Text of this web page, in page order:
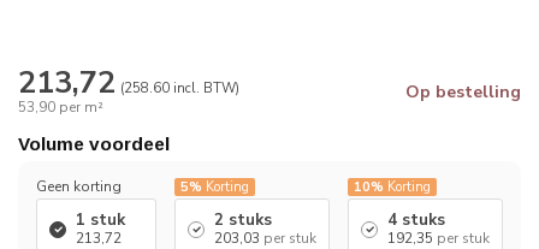
213,72 (258.60 incl. BTW)
53,90 per m²
Op bestelling
Volume voordeel
Geen korting
1 stuk
213,72
5% Korting
2 stuks
203,03 per stuk
10% Korting
4 stuks
192,35 per stuk